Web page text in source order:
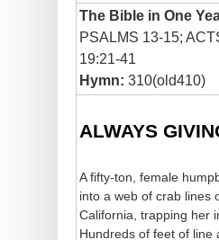
The Bible in One
PSALMS 13-15;
19:21-41
Hymn: 310(old410)
ALWAYS
A fifty-ton, female
into a web of crab lines
California, trapping her
Hundreds of feet of line